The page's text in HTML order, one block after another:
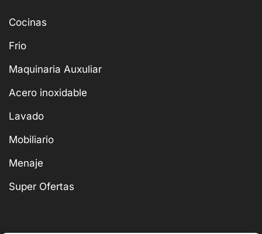
Cocinas
Frio
Maquinaria Auxuliar
Acero inoxidable
Lavado
Mobiliario
Menaje
Super Ofertas